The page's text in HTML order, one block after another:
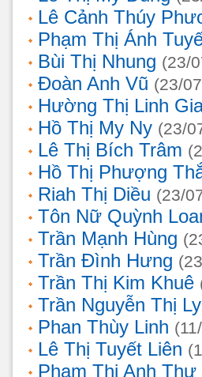
Lê Cảnh Thúy
Phạm Thị Ánh
Bùi Thị Nhung (23/
Đoàn Anh Vũ (23/
Hường Thị Linh
Hồ Thị My Ny (23/
Lê Thị Bích Trâm
Hồ Thị Phượng
Riah Thị Diều (23/
Tôn Nữ Quỳnh
Trần Mạnh Hùng
Trần Đình Hưng
Trần Thị Kim Khuê
Trần Nguyễn Thị
Phan Thùy Linh
Lê Thị Tuyết Liên
Phạm Thị Anh Thư